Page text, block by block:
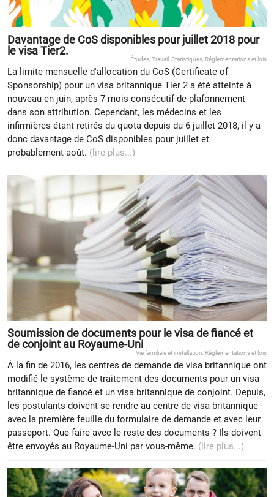
Davantage de CoS disponibles pour juillet 2018 pour
le visa Tier2.
Études Travail Statistiques Réglementations et lois
La limite mensuelle d'allocation du CoS (Certificate of
Sponsorship) pour un visa britannique Tier 2 a été atteinte à
nouveau en juin, après 7 mois consécutif de plafonnement
dans son attribution. Cependant, les médecins et les
infirmières étant retirés du quota depuis du 6 juillet 2018, il y a
donc davantage de CoS disponibles pour juillet et
probablement août. (lire plus...)
Soumission de documents pour le visa de fiancé et
de conjoint au Royaume-Uni
Vie familiale et installation, Réglementations et lois
À la fin de 2016, les centres de demande de visa britannique ont
modifié le système de traitement des documents pour un visa
britannique de fiancé et un visa britannique de conjoint. Depuis,
les postulants doivent se rendre au centre de visa britannique
avec la première feuille du formulaire de demande et avec leur
passeport. Que faire avec le reste des documents ? Ils doivent
être envoyés au Royaume-Uni par vous-même. (lire plus...)